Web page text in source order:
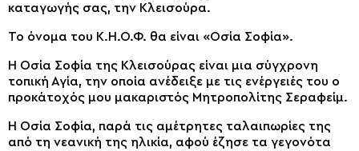
καταγωγής σας, την Κλεισούρα.
Το όνομα του Κ.Η.Ο.Φ. θα είναι «Οσία Σοφία».
Η Οσία Σοφία της Κλεισούρας είναι μια σύγχρονη
τοπική Αγία, την οποία ανέδειξε με τις ενέργειές του ο
προκάτοχός μου μακαριστός Μητροπολίτης Σεραφείμ.
Η Οσία Σοφία, παρά τις αμέτρητες ταλαιπωρίες της
από τη νεανική της ηλικία, αφού έζησε τα γεγονότα